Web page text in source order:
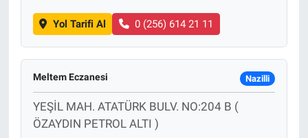
Yol Tarifi Al 0 (256) 614 21 11
Meltem Eczanesi Nazilli
YEŞİL MAH. ATATÜRK BULV. NO:204 B (
ÖZAYDIN PETROL ALTI )